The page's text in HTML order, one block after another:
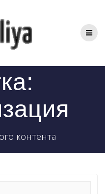
контента